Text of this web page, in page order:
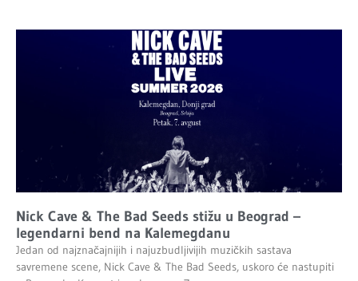
Nick Cave & The Bad Seeds stižu u Beograd –
legendarni bend na Kalemegdanu
Jedan od najznačajnijih i najuzbudljivijih muzičkih sastava
savremene scene, Nick Cave & The Bad Seeds, uskoro će nastupiti